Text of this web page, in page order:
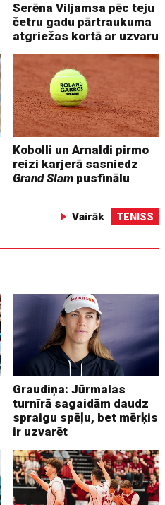
Serēna Viljamsa pēc teju
četru gadu pārtraukuma
atgriežas kortā ar uzvaru
Kobolli un Arnaldi pirmo
reizi karjerā sasniedz
Grand Slam pusfinālu
Vairāk TENISS
Graudiņa: Jūrmalas
turnīrā sagaidām daudz
spraigu spēļu, bet mērķis
ir uzvarēt